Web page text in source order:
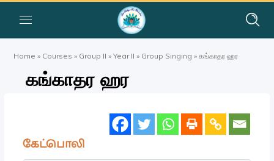
Home » Courses » Group II »Year II » Group Singing »கங்காதர ஹர
கங்காதர ஹர
கேட்பொலி